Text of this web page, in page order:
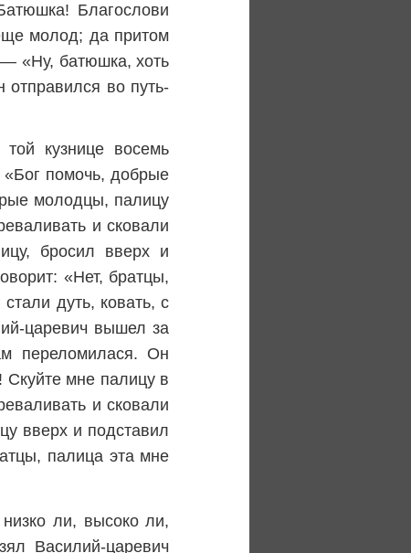
Благослови
молод; да притом
— «Ну, батюшка, хоть
отправился во путь-
кузнице восемь
помочь, добрые
молодцы, палицу
и сковали
бросил вверх и
«Нет, братцы,
дуть, ковать, с
царевич вышел за
переломилася. Он
Скуйте мне палицу в
и сковали
вверх и подставил
палица эта мне
ли, высоко ли,
Василий-царевич